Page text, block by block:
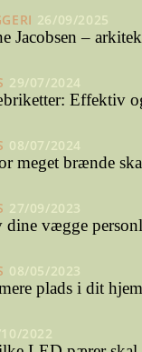
26/09/2025
Jacobsen –
29/07/2024
Effektiv
08/07/2024
meget brænde
27/09/2023
dine vægge
08/05/2023
plads i dit
2022